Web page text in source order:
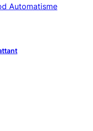
Automatisme